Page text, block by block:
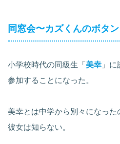
同窓会〜カズくんのボタン
小学校時代の同級生「 美幸 」
参加することになった。
美幸とは中学から別々になっ
彼女は知らない。